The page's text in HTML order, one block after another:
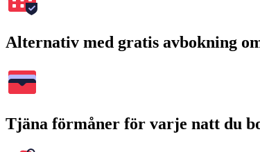
Alternativ med gratis avbokning
Tjäna förmåner för varje natt du